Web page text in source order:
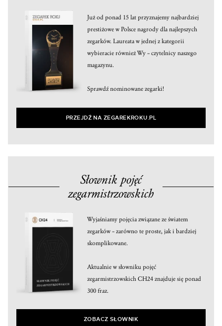
Już od ponad 15 lat przyznajemy najbardziej
prestiżowe w Polsce nagrody dla najlepszych
zegarków. Laureata w jednej z kategorii
wybieracie również Wy – czytelnicy naszego
magazynu.
Sprawdź nominowane zegarki!
PRZEJDŹ NA ZEGAREKROKU.PL
Słownik pojęć
zegarmistrzowskich
Wyjaśniamy pojęcia związane ze światem
zegarków – zarówno te proste, jak i bardziej
skomplikowane.
Aktualnie w słowniku pojęć
zegarmistrzowskich CH24 znajduje się ponad
300 fraz.
ZOBACZ SŁOWNIK